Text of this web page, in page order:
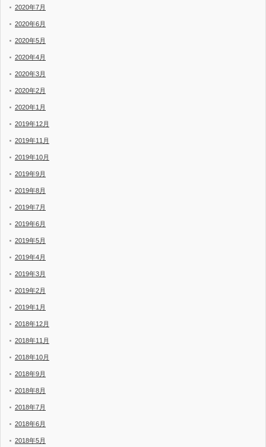
2020年7月
2020年6月
2020年5月
2020年4月
2020年3月
2020年2月
2020年1月
2019年12月
2019年11月
2019年10月
2019年9月
2019年8月
2019年7月
2019年6月
2019年5月
2019年4月
2019年3月
2019年2月
2019年1月
2018年12月
2018年11月
2018年10月
2018年9月
2018年8月
2018年7月
2018年6月
2018年5月